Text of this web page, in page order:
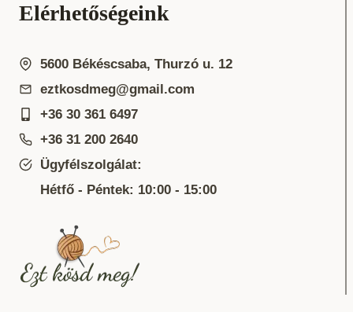
Elérhetőségeink
5600 Békéscsaba, Thurzó u. 12
eztkosdmeg@gmail.com
+36 30 361 6497
+36 31 200 2640
Ügyfélszolgálat:
Hétfő - Péntek: 10:00 - 15:00